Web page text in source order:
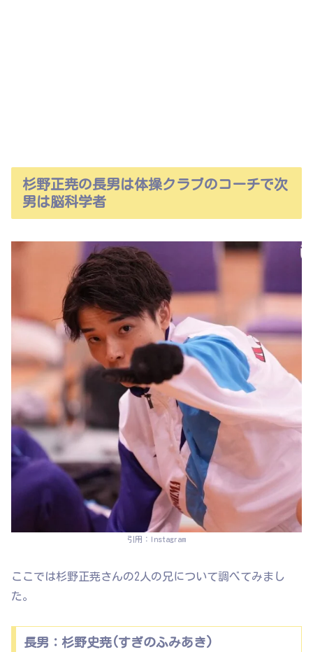
杉野正尭の長男は体操クラブのコーチで次
男は脳科学者
引用：Instagram
ここでは杉野正尭さんの2人の兄について調べてみまし
た。
長男：杉野史尭(すぎのふみあき)